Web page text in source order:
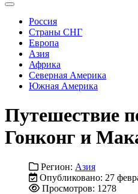
Россия
Страны СНГ
Европа
Азия
Африка
Северная Америка
Южная Америка
Путешествие
Гонконг и
Регион: Азия
Опубликовано: 27
Просмотров: 1278